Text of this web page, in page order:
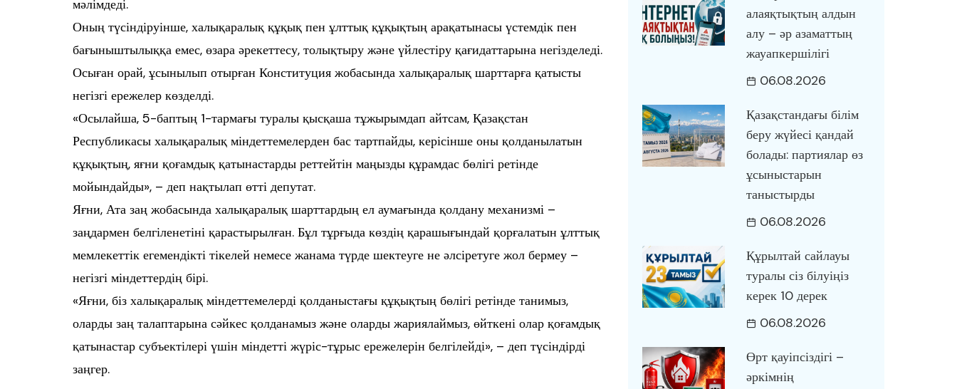
мәлімдеді.
Оның түсіндіруінше, халықаралық құқық пен ұлттық құқықтың арақатынасы үстемдік пен
бағыныштылыққа емес, өзара әрекеттесу, толықтыру және үйлестіру қағидаттарына негізделеді.
Осыған орай, ұсынылып отырған Конституция жобасында халықаралық шарттарға қатысты
негізгі ережелер көзделді.
«Осылайша, 5-баптың 1-тармағы туралы қысқаша тұжырымдап айтсам, Қазақстан
Республикасы халықаралық міндеттемелерден бас тартпайды, керісінше оны қолданылатын
құқықтың, яғни қоғамдық қатынастарды реттейтін маңызды құрамдас бөлігі ретінде
мойындайды», – деп нақтылап өтті депутат.
Яғни, Ата заң жобасында халықаралық шарттардың ел аумағында қолдану механизмі –
заңдармен белгіленетіні қарастырылған. Бұл тұрғыда көздің қарашығындай қорғалатын ұлттық
мемлекеттік егемендікті тікелей немесе жанама түрде шектеуге не әлсіретуге жол бермеу –
негізгі міндеттердің бірі.
«Яғни, біз халықаралық міндеттемелерді қолданыстағы құқықтың бөлігі ретінде танимыз,
оларды заң талаптарына сәйкес қолданамыз және оларды жариялаймыз, өйткені олар қоғамдық
қатынастар субъектілері үшін міндетті жүріс-тұрыс ережелерін белгілейді», – деп түсіндірді
заңгер.
алаяқтықтың алдын
алу – әр азаматтың
жауапкершілігі
06.08.2026
Қазақстандағы білім
беру жүйесі қандай
болады: партиялар өз
ұсыныстарын
таныстырды
06.08.2026
Құрылтай сайлауы
туралы сіз білуіңіз
керек 10 дерек
06.08.2026
Өрт қауіпсіздігі –
әркімнің